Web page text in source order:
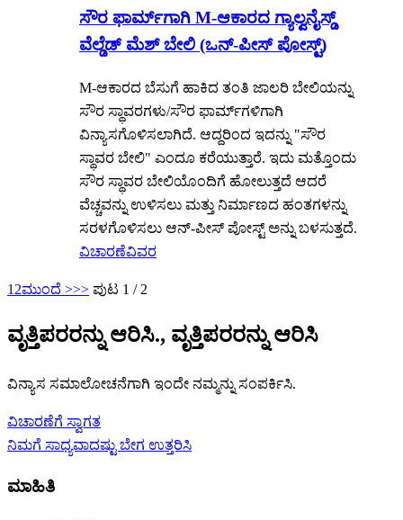
ಸೌರ ಫಾರ್ಮ್‌ಗಾಗಿ M-ಆಕಾರದ ಗ್ಯಾಲ್ವನೈಸ್ಡ್
ವೆಲ್ಡೆಡ್ ಮೆಶ್ ಬೇಲಿ (ಒನ್-ಪೀಸ್ ಪೋಸ್ಟ್)
M-ಆಕಾರದ ಬೆಸುಗೆ ಹಾಕಿದ ತಂತಿ ಜಾಲರಿ ಬೇಲಿಯನ್ನು
ಸೌರ ಸ್ಥಾವರಗಳು/ಸೌರ ಫಾರ್ಮ್‌ಗಳಿಗಾಗಿ
ವಿನ್ಯಾಸಗೊಳಿಸಲಾಗಿದೆ. ಆದ್ದರಿಂದ ಇದನ್ನು "ಸೌರ
ಸ್ಥಾವರ ಬೇಲಿ" ಎಂದೂ ಕರೆಯುತ್ತಾರೆ. ಇದು ಮತ್ತೊಂದು
ಸೌರ ಸ್ಥಾವರ ಬೇಲಿಯೊಂದಿಗೆ ಹೋಲುತ್ತದೆ ಆದರೆ
ವೆಚ್ಚವನ್ನು ಉಳಿಸಲು ಮತ್ತು ನಿರ್ಮಾಣದ ಹಂತಗಳನ್ನು
ಸರಳಗೊಳಿಸಲು ಆನ್-ಪೀಸ್ ಪೋಸ್ಟ್ ಅನ್ನು ಬಳಸುತ್ತದೆ.
ವಿಚಾರಣೆವಿವರ
1 2ಮುಂದೆ >>> ಪುಟ 1 / 2
ವೃತ್ತಿಪರರನ್ನು ಆರಿಸಿ., ವೃತ್ತಿಪರರನ್ನು ಆರಿಸಿ
ವಿನ್ಯಾಸ ಸಮಾಲೋಚನೆಗಾಗಿ ಇಂದೇ ನಮ್ಮನ್ನು ಸಂಪರ್ಕಿಸಿ.
ವಿಚಾರಣೆಗೆ ಸ್ವಾಗತ
ನಿಮಗೆ ಸಾಧ್ಯವಾದಷ್ಟು ಬೇಗ ಉತ್ತರಿಸಿ
ಮಾಹಿತಿ